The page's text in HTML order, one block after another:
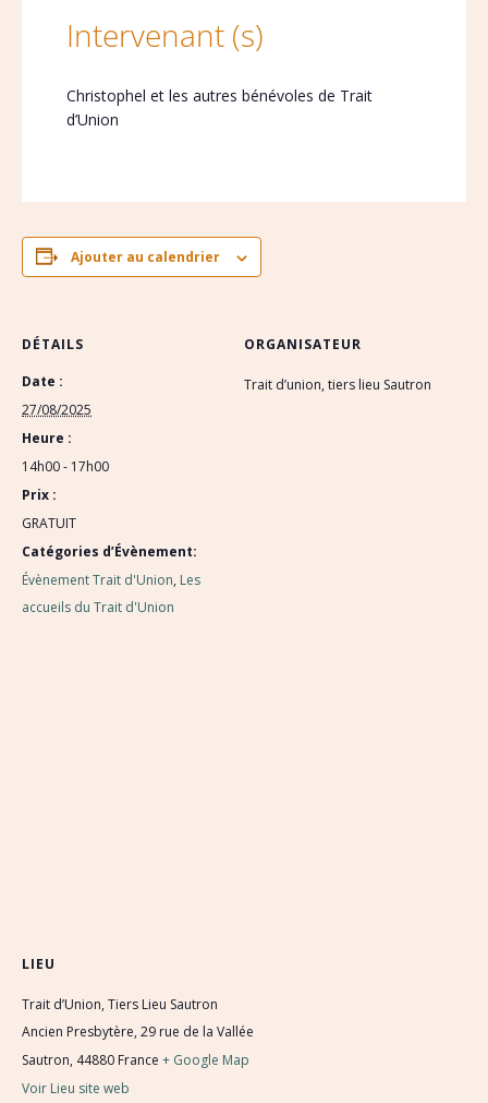
Intervenant (s)
Christophel et les autres bénévoles de Trait
d’Union
Ajouter au calendrier
DÉTAILS
Date :
27/08/2025
Heure :
14h00 - 17h00
Prix :
GRATUIT
Catégories d’Évènement:
Évènement Trait d'Union, Les
accueils du Trait d'Union
ORGANISATEUR
Trait d’union, tiers lieu Sautron
LIEU
Trait d’Union, Tiers Lieu Sautron
Ancien Presbytère, 29 rue de la Vallée
Sautron, 44880 France + Google Map
Voir Lieu site web